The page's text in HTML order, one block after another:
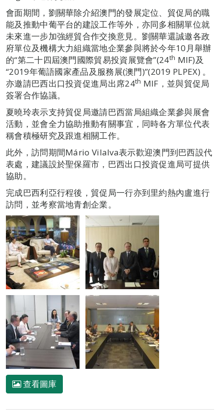
會面期間，劉關華除介紹澳門的發展定位、貿促局的職
能及推動中葡平台的建設工作等外，亦同多相關單位就
未來進一步加強經貿合作交換意見。劉關華還誠邀各政
府單位及機構大力組織當地企業參與將於今年10月舉辦
的“第二十四屆澳門國際貿易投資展覽會”(24th MIF)及
“2019年葡語國家產品及服務展(澳門)”(2019 PLPEX) 。
亦邀請巴西出口投資促進局出席24th MIF，並與貿促局
簽署合作協議。
夏曉玲表示支持貿促局邀請巴西當局組織企業參與展會
活動，並會全力協助推動有關事宜，同時各方單位代表
稱會積極研究及跟進相關工作。
此外，訪問期間Mário Vilalva表示歡迎澳門到巴西設代
表處，建議設於聖保羅市，巴西出口投資促進局可提供
協助。
完成巴西利亞行程後，貿促局一行亦到里約熱內盧進行
訪問，並考察當地青創企業。
查看圖庫